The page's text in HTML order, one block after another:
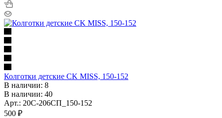
Колготки детские CK MISS, 150-152
В наличии: 8
В наличии: 40
Арт.: 20С-206СП_150-152
500 ₽